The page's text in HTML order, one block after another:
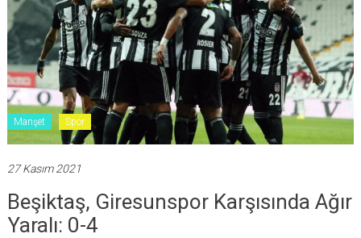
Manşet Spor
27 Kasım 2021
Beşiktaş, Giresunspor Karşısında Ağır
Yaralı: 0-4